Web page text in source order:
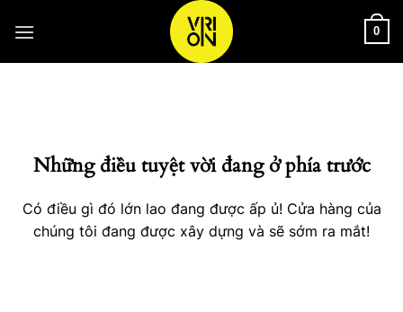
qua
0
Những điều tuyệt vời đang ở phía trước
Có điều gì đó lớn lao đang được ấp ủ! Cửa hàng của
chúng tôi đang được xây dựng và sẽ sớm ra mắt!